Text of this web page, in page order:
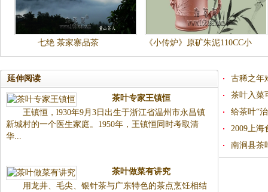
七绝 茶家寨品茶
《小传炉》原矿朱泥110CC小
品茶壶
延伸阅读
茶叶专家王镇恒
王镇恒，l930年9月3日出生于浙江省温州市永昌镇
新城村的一个医生家庭。1950年，王镇恒同时考取清
华...
茶叶做菜有讲究
用龙井、毛尖、银针茶与广东特色的茶点烹饪相结
古稀之
茶叶入菜
给茶叶“
2009上海
南涧县茶